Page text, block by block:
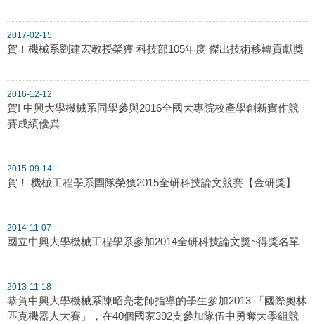
2017-02-15
賀！機械系劉建宏教授榮獲 科技部105年度 傑出技術移轉貢獻獎
2016-12-12
賀! 中興大學機械系同學參與2016全國大專院校產學創新實作競
賽成績優異
2015-09-14
賀！ 機械工程學系團隊榮獲2015全研科技論文競賽【金研獎】
2014-11-07
國立中興大學機械工程學系參加2014全研科技論文獎~得獎名單
2013-11-18
恭賀中興大學機械系陳昭亮老師指導的學生參加2013 「國際奧林
匹克機器人大賽」，在40個國家392支參加隊伍中勇奪大學組競